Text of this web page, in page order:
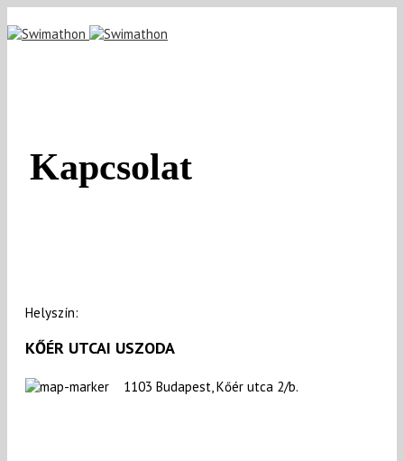
Kapcsolat
Helyszín:
KŐÉR UTCAI USZODA
1103 Budapest, Kőér utca 2/b.